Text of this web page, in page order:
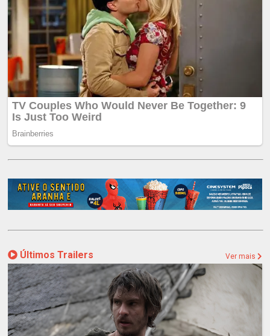
Últimos Trailers Ver mais